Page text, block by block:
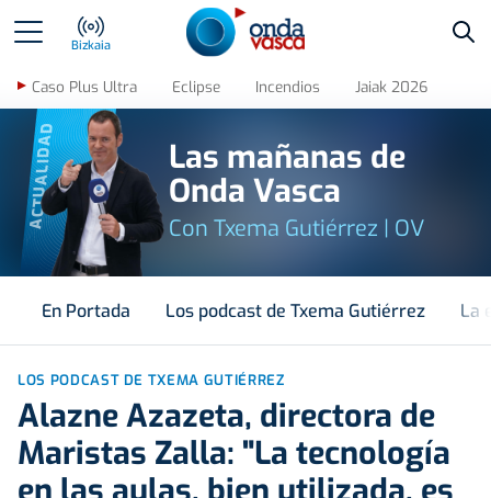
Bizkaia
Caso Plus Ultra Eclipse Incendios Jaiak 2026
ACTUALIDAD
Las mañanas de
Onda Vasca
Con Txema Gutiérrez | OV
En Portada Los podcast de Txema Gutiérrez La
LOS PODCAST DE TXEMA GUTIÉRREZ
Alazne Azazeta, directora de
Maristas Zalla: "La tecnología